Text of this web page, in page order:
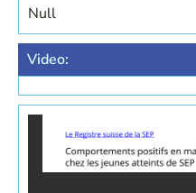
Null
Video: